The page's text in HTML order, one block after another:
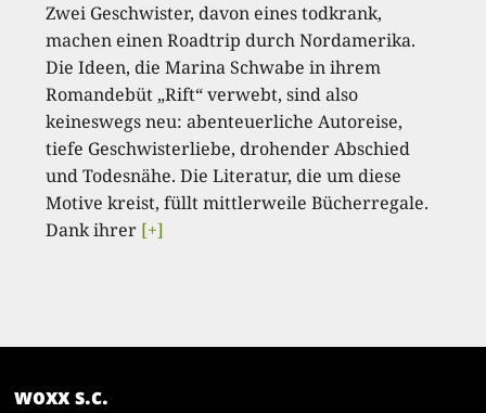
Zwei Geschwister, davon eines todkrank,
machen einen Roadtrip durch Nordamerika.
Die Ideen, die Marina Schwabe in ihrem
Romandebüt „Rift“ verwebt, sind also
keineswegs neu: abenteuerliche Autoreise,
tiefe Geschwisterliebe, drohender Abschied
und Todesnähe. Die Literatur, die um diese
Motive kreist, füllt mittlerweile Bücherregale.
Dank ihrer [+]
woxx s.c.